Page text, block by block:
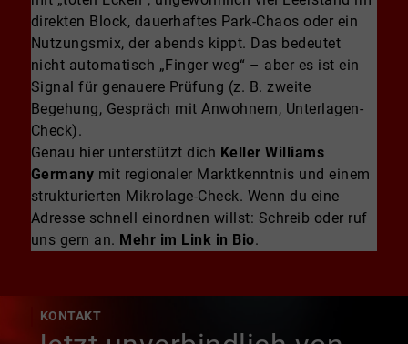
direkten Block, dauerhaftes Park-Chaos oder ein
Nutzungsmix, der abends kippt. Das bedeutet
nicht automatisch „Finger weg“ – aber es ist ein
Signal für genauere Prüfung (z. B. zweite
Begehung, Gespräch mit Anwohnern, Unterlagen-
Check).
Genau hier unterstützt dich Keller Williams
Germany mit regionaler Marktkenntnis und einem
strukturierten Mikrolage-Check. Wenn du eine
Adresse schnell einordnen willst: Schreib oder ruf
uns gern an. Mehr im Link in Bio.
KONTAKT